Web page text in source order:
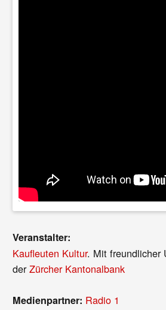
Veranstalter:
Kaufleuten Kultur. Mit freundlicher
derZürcher Kantonalbank
Medienpartner: Radio 1